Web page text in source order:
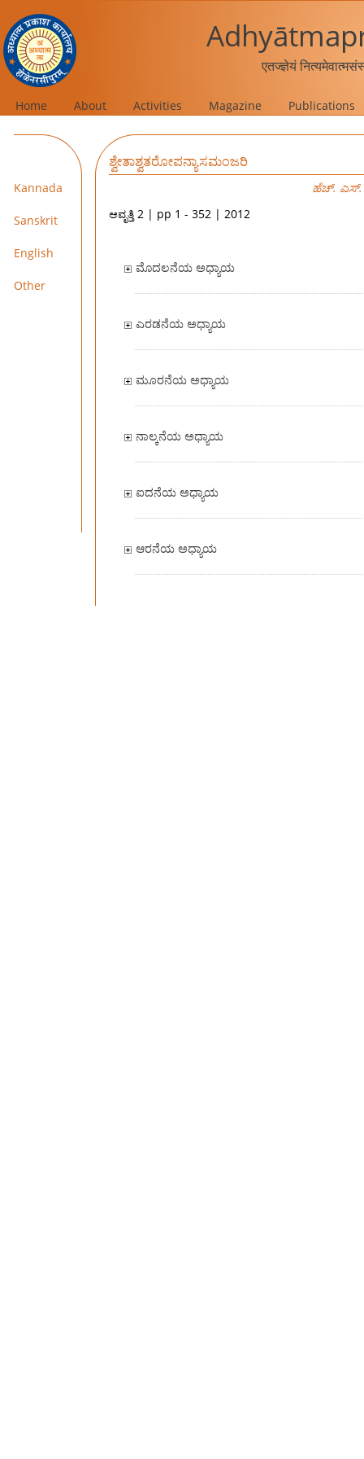
एतज्ज्ञेयं
Home About Activities Magazine Publications
Kannada
Sanskrit
English
Other
ಶ್ವೇತಾಶ್ವತರೋಪನ್ಯಾಸಮಂಜರಿ
ಹೆಚ್. ಎಸ್.
ಆವೃತ್ತಿ 2 | pp 1 - 352 | 2012
ಮೊದಲನೆಯ ಅಧ್ಯಾಯ
ಎರಡನೆಯ ಅಧ್ಯಾಯ
ಮೂರನೆಯ ಅಧ್ಯಾಯ
ನಾಲ್ಕನೆಯ ಅಧ್ಯಾಯ
ಐದನೆಯ ಅಧ್ಯಾಯ
ಆರನೆಯ ಅಧ್ಯಾಯ